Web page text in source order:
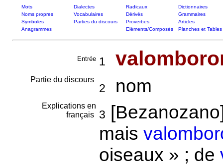
Mots Dialectes Radicaux
Dictionnaires
Noms propres
Vocabulaires Dérivés
Grammaires
Symboles
Parties du discours Proverbes
Articles
Anagrammes
Eléments/Composés Planches et Tables
Entrée 1
Partie du discours
2 nom
Explications en
français
3
mais
oiseaux » ; de